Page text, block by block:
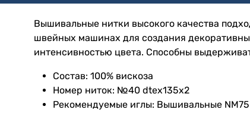
Вышивальные нитки высокого качества
швейных машинах для создания
интенсивностью цвета. Способны
Состав: 100% вискоза
Номер ниток: №40 dtex135x2
Рекомендуемые иглы: Вышивальные